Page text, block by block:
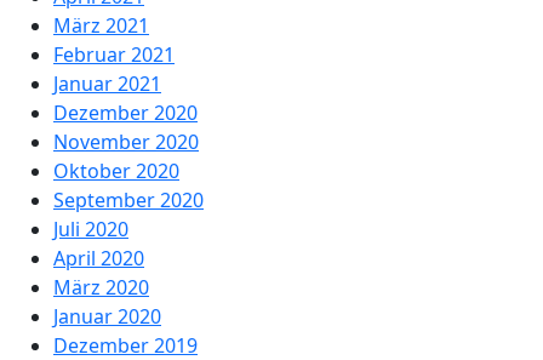
März 2021
Februar 2021
Januar 2021
Dezember 2020
November 2020
Oktober 2020
September 2020
Juli 2020
April 2020
März 2020
Januar 2020
Dezember 2019